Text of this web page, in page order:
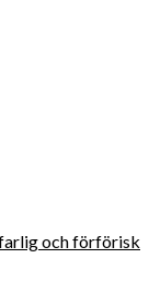
och förförisk